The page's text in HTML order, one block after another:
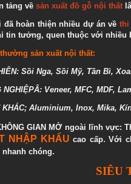
tảng vềsản xuất đồ gỗ nội thất
đã hoàn thiện nhiều dự án về thi
tin tưởng, quen thuộc với nhiều
sản xuất nội thất:
Sồi Nga, Sồi Mỹ, Tần Bì,
NGHIỆPÂ: Veneer, MFC, MDF,
KHÁC; Aluminium, Inox, Mika,
GIAN MỞ ngoài lĩnh vực:
NHẬP KHẨU cao cấp.Với
nhanh chóng.
SIÊU